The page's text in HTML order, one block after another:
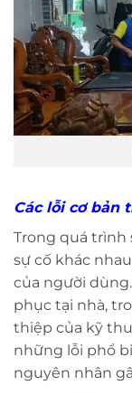
Các lỗi cơ bản
Trong quá trình
sự cố khác
của người
phục tại nhà,
thiệp của kỹ
những lỗi phổ
nguyên nhân